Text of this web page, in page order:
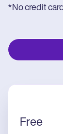
*No credit
Free